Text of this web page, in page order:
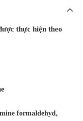
thực hiện theo
formaldehyd,